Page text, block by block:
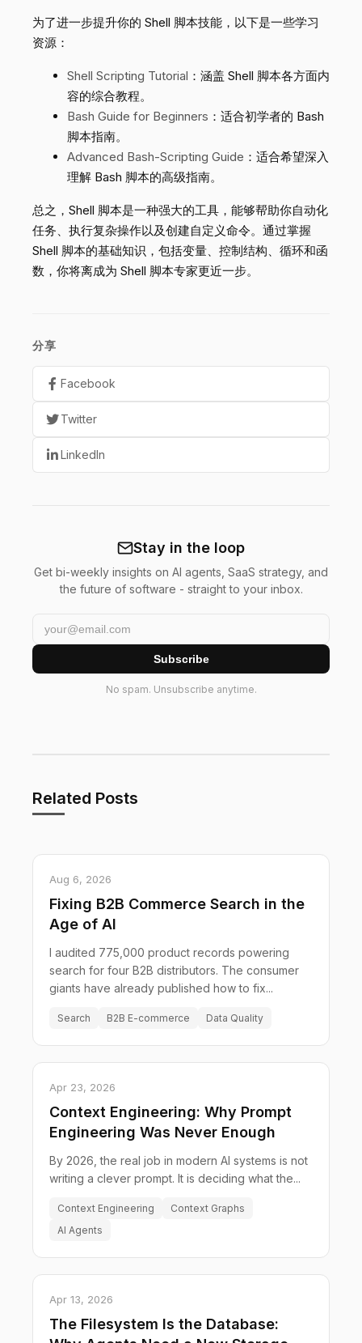
为了进一步提升你的 Shell 脚本技能，以下是一些学习
资源：
Shell Scripting Tutorial ：涵盖 Shell 脚本各方面内
容的综合教程。
Bash Guide for Beginners ：适合初学者的 Bash
脚本指南。
Advanced Bash-Scripting Guide ：适合希望深入
理解 Bash 脚本的高级指南。
总之，Shell 脚本是一种强大的工具，能够帮助你自动化
任务、执行复杂操作以及创建自定义命令。通过掌握
Shell 脚本的基础知识，包括变量、控制结构、循环和函
数，你将离成为 Shell 脚本专家更近一步。
分享
Facebook
Twitter
LinkedIn
Stay in the loop
Get bi-weekly insights on AI agents, SaaS strategy, and
the future of software - straight to your inbox.
Subscribe
No spam. Unsubscribe anytime.
Related Posts
Aug 6, 2026
Fixing B2B Commerce Search in the
Age of AI
I audited 775,000 product records powering
search for four B2B distributors. The consumer
giants have already published how to fix...
Search B2B E-commerce Data Quality
Apr 23, 2026
Context Engineering: Why Prompt
Engineering Was Never Enough
By 2026, the real job in modern AI systems is not
writing a clever prompt. It is deciding what the...
Context Engineering
Context Graphs
AI Agents
Apr 13, 2026
The Filesystem Is the Database: